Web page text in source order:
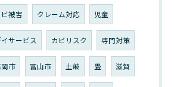
ビ被害 クレーム対応 児童
イサービス カビリスク 専門対策
市 富山市 土岐 畳 滋賀